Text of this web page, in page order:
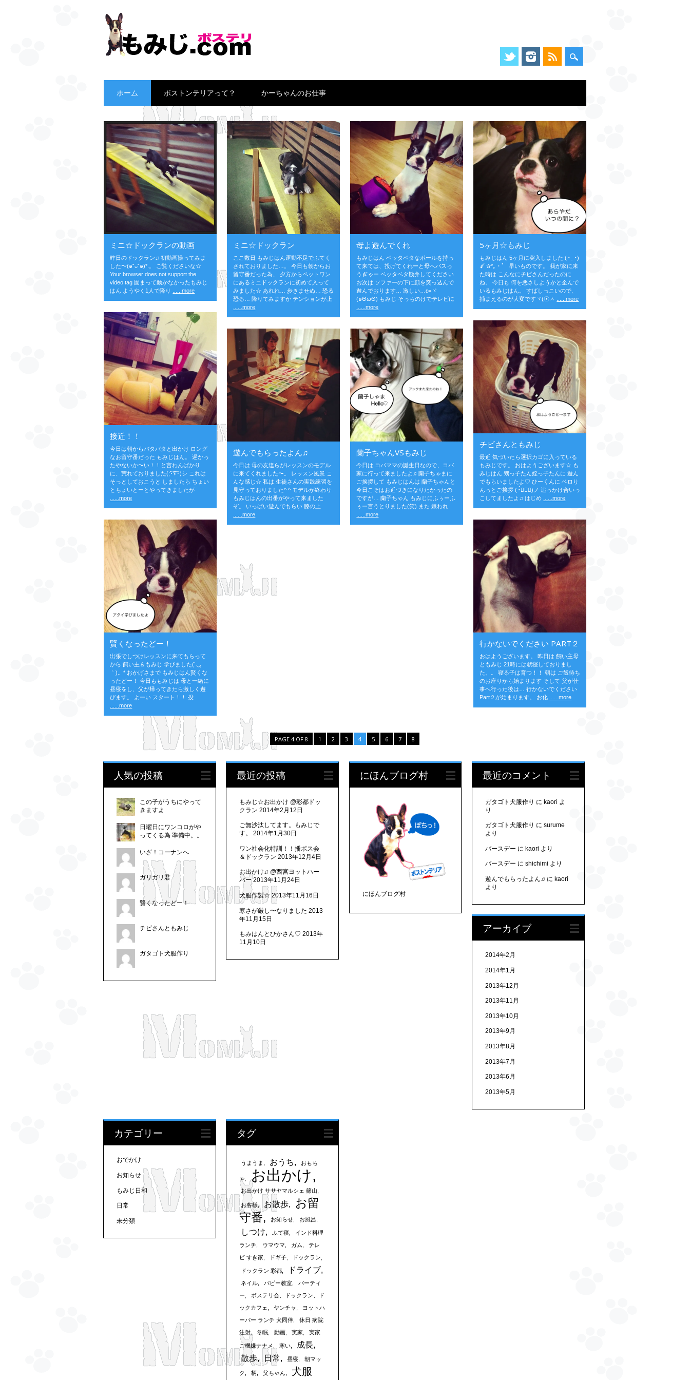
Main menu
ホーム ボストンテリアって？ かーちゃんのお仕事
ミニ☆ドックランの動画
昨日のドックラン♫ 初動画撮ってみま
した〜(๑˘ᴗ˘๑)*.。 ご覧くださいな☆
Your browser does not support the
video tag 固まって動かなかったもみじ
はん ようやく1人で降り
......more
ミニ☆ドックラン
ここ数日 もみじはん運動不足でふてく
されておりました…。 今日も朝からお
留守番だった為、 夕方からペットワン
にあるミニドックランに初めて入って
みました☆ あれれ… 歩きませぬ… 恐る
恐る… 降りてみますか テンションが上
......more
母よ遊んでくれ
もみじはん ベッタベタなボールを持っ
て来ては、投げてくれーと母へパスっ
うぎゃー ベッタベタ勘弁してください
お次は ソファーの下に顔を突っ込んで
遊んでおります… 激しい…ε=ヾ
(๑ΘωΘ) もみじ そっちのけでテレビに
......more
5ヶ月☆もみじ
もみじはん 5ヶ月に突入しました (◔‿◔)
✰*｡・゜ 早いものです。 我が家に来
た時は こんなにチビさんだったのに
ね。 今日も 何を悪さしようかと企んで
いるもみじはん。 すばしっこいので、
捕まえるのが大変ですヾ(☉ㅅ
......more
接近！！
今日は朝からバタバタと出かけ ロング
なお留守番だった もみじはん。 遅かっ
たやないか〜い！！と言わんばかり
に、荒れておりました(;･ิ∇･ิ)シ これは
そっとしておこうと しましたら ちょい
とちょいとーとやってきましたが
......more
チビさんともみじ
最近 気づいたら選択カゴに入っている
もみじです。 おはようございます☆ も
みじはん 甥っ子たん姪っ子たんに 遊ん
でもらいましたよ♡ ひーくんに ベロり
んっとご挨拶 (◔์◡◔์)ノ 追っかけ合いっ
こしてましたよ♫ はじめ
......more
遊んでもらったよん♫
今日は 母の友達らがレッスンのモデル
に来てくれました〜。 レッスン風景 こ
んな感じ☆ 私は 生徒さんの実践練習を
見守っておりました^ ^ モデルが終わり
もみじはんの出番がやって来ました
ぞ。 いっぱい遊んでもらい 膝の上
......more
蘭子ちゃんVSもみじ
今日は コバママの誕生日なので、コバ
家に行って来ましたよ♫ 蘭子ちゃまに
ご挨拶して もみじはんは 蘭子ちゃんと
今日こそはお近づきになりたかったの
ですが… 蘭子ちゃん もみじにふぅーふ
ぅー言うとりました(笑) また 嫌われ
......more
賢くなったどー！
出張でしつけレッスンに来てもらって
から 飼い主＆もみじ 学びました(´◡ฺ
｀)。* おかげさまで もみじはん賢くな
ったどー！ 今日ももみじは 母と一緒に
昼寝をし、父が帰ってきたら激しく遊
びます。 よーい スタート！！ 投
......more
行かないでください PART２
おはようございます。 昨日は 飼い主母
ともみじ 21時には就寝しておりまし
た。。 寝る子は育つ！！ 朝は ご飯待ち
のお座りから始まります そして 父が仕
事へ行った後は… 行かないでください
Part２が始まります。 お化
......more
PAGE 4 OF 8 1 2 3 4 5 6 7 8
人気の投稿
この子がうちにやって
きますよ
日曜日にワンコロがや
ってくる為 準備中。。
いざ！コーナンへ
ガリガリ君
賢くなったどー！
チビさんともみじ
ガタゴト犬服作り
最近の投稿
もみじ☆お出かけ @彩都ドッ
クラン 2014年2月12日
ご無沙汰してます。もみじで
す。
2014年1月30日
ワン社会化特訓！！播ボス会
＆ドックラン 2013年12月4日
お出かけ♫ @西宮ヨットハー
バー 2013年11月24日
犬服作製☆ 2013年11月16日
寒さが厳し〜なりました 2013
年11月15日
もみはんとひかさん♡ 2013年
11月10日
にほんブログ村
にほんブログ村
最近のコメント
ガタゴト犬服作り に kaori よ
り
ガタゴト犬服作り に surume
より
バースデー に kaori より
バースデー に shichimi より
遊んでもらったよん♫ に kaori
より
アーカイブ
2014年2月
2014年1月
2013年12月
2013年11月
2013年10月
2013年9月
2013年8月
2013年7月
2013年6月
2013年5月
カテゴリー
おでかけ
お知らせ
もみじ日和
日常
未分類
タグ
うまうま おうち おもち
ゃ お出かけ
お出かけ ササヤマルシェ 篠山
お客様 お散歩
お留
守番
お知らせ お風呂
しつけ ふて寝
インド料理
ランチ
ウマウマ ガム
テレ
ビ すき家
ドギ子 ドックラン
ドックラン 彩都 ドライブ
ネイル パピー教室
パーティ
ー
ボステリ会、ドックラン、ド
ックカフェ
ヤンチャ
ヨットハ
ーバー ランチ 犬同伴
休日 病院
注射
冬眠 動画 実家 実家
ご機嫌ナナメ 寒い
成長
散歩
日常 昼寝 朝マッ
ク 柄 父ちゃん
犬服